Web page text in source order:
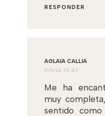
RESPONDER
AGLAIA CALLIA
11/9/14 15:47
Me ha
muy
sentido